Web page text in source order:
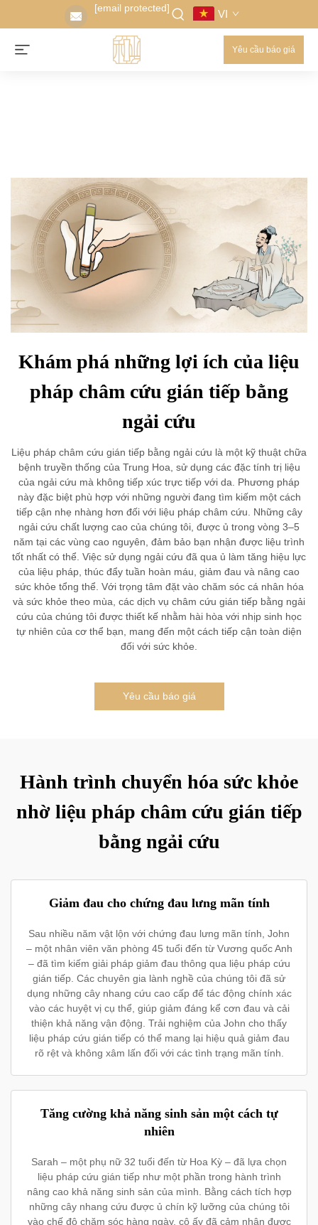
[email protected] VI
Yêu cầu báo giá
Khám phá những lợi ích của liệu
pháp châm cứu gián tiếp bằng
ngải cứu
Liệu pháp châm cứu gián tiếp bằng ngải cứu là một kỹ thuật chữa
bệnh truyền thống của Trung Hoa, sử dụng các đặc tính trị liệu
của ngải cứu mà không tiếp xúc trực tiếp với da. Phương pháp
này đặc biệt phù hợp với những người đang tìm kiếm một cách
tiếp cận nhẹ nhàng hơn đối với liệu pháp châm cứu. Những cây
ngải cứu chất lượng cao của chúng tôi, được ủ trong vòng 3–5
năm tại các vùng cao nguyên, đảm bảo bạn nhận được liệu trình
tốt nhất có thể. Việc sử dụng ngải cứu đã qua ủ làm tăng hiệu lực
của liệu pháp, thúc đẩy tuần hoàn máu, giảm đau và nâng cao
sức khỏe tổng thể. Với trọng tâm đặt vào chăm sóc cá nhân hóa
và sức khỏe theo mùa, các dịch vụ châm cứu gián tiếp bằng ngải
cứu của chúng tôi được thiết kế nhằm hài hòa với nhịp sinh học
tự nhiên của cơ thể bạn, mang đến một cách tiếp cận toàn diện
đối với sức khỏe.
Yêu cầu báo giá
Hành trình chuyển hóa sức khỏe
nhờ liệu pháp châm cứu gián tiếp
bằng ngải cứu
Giảm đau cho chứng đau lưng mãn tính
Sau nhiều năm vật lộn với chứng đau lưng mãn tính, John
– một nhân viên văn phòng 45 tuổi đến từ Vương quốc Anh
– đã tìm kiếm giải pháp giảm đau thông qua liệu pháp cứu
gián tiếp. Các chuyên gia lành nghề của chúng tôi đã sử
dụng những cây nhang cứu cao cấp để tác động chính xác
vào các huyệt vị cụ thể, giúp giảm đáng kể cơn đau và cải
thiện khả năng vận động. Trải nghiệm của John cho thấy
liệu pháp cứu gián tiếp có thể mang lại hiệu quả giảm đau
rõ rệt và không xâm lấn đối với các tình trạng mãn tính.
Tăng cường khả năng sinh sản một cách tự
nhiên
Sarah – một phụ nữ 32 tuổi đến từ Hoa Kỳ – đã lựa chọn
liệu pháp cứu gián tiếp như một phần trong hành trình
nâng cao khả năng sinh sản của mình. Bằng cách tích hợp
những cây nhang cứu được ủ chín kỹ lưỡng của chúng tôi
vào chế độ chăm sóc hàng ngày, cô ấy đã cảm nhận được